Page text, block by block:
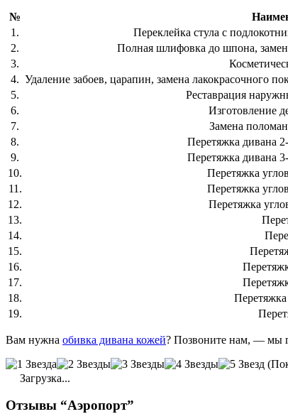
№
1.
Переклейка стула с
2.
Полная шлифовка до шпона,
3.
4. Удаление забоев, царапин, замена лакокрасочного
5.
Реставрация
6.
Изготовление
7.
Замена
8.
Перетяжка дивана
9.
Перетяжка дивана
10.
Перетяжка
11.
Перетяжка
12.
Перетяжка
13.
14.
15.
16.
17.
18.
Перетяжка
19.
Вам нужна обивка дивана кожей? Позвоните нам, — мы
Загрузка...
Отзывы “Аэропорт”